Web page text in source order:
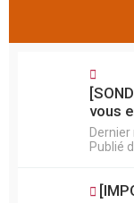
vous
Publié